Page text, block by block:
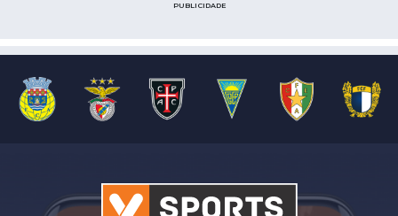
PUBLICIDADE